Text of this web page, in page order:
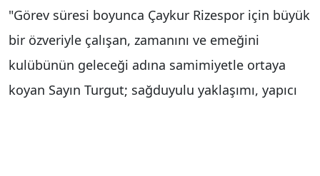
"Görev süresi boyunca Çaykur Rizespor için büyük
bir özveriyle çalışan, zamanını ve emeğini
kulübünün geleceği adına samimiyetle ortaya
koyan Sayın Turgut; sağduyulu yaklaşımı, yapıcı